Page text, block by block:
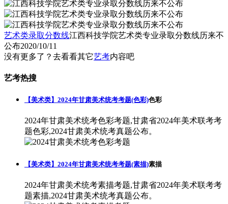
艺术类录取分数线江西科技学院艺术类专业录取分数线历来不
公布2020/10/11
没有更多了？去看看其它艺考内容吧
艺考热搜
【美术类】2024年甘肃美术统考考题(色彩)色彩
2024年甘肃美术统考色彩考题,甘肃省2024年美术联考考
题色彩,2024甘肃美术统考真题公布。
【美术类】2024年甘肃美术统考考题(素描)素描
2024年甘肃美术统考素描考题,甘肃省2024年美术联考考
题素描,2024甘肃美术统考真题公布。